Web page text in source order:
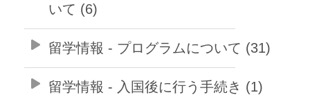
いて (6)
留学情報 - プログラムについて (31)
留学情報 - 入国後に行う手続き (1)